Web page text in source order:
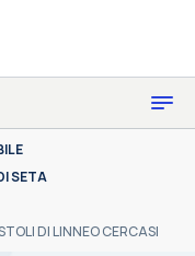
SETA
DI LINNEO CERCASI